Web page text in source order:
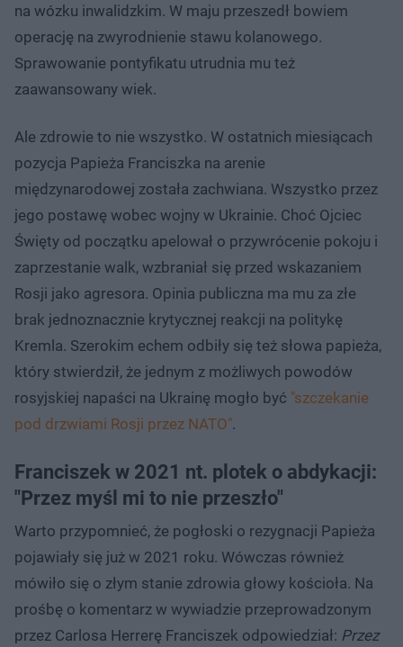
na wózku inwalidzkim. W maju przeszedł bowiem
operację na zwyrodnienie stawu kolanowego.
Sprawowanie pontyfikatu utrudnia mu też
zaawansowany wiek.
Ale zdrowie to nie wszystko. W ostatnich miesiącach
pozycja Papieża Franciszka na arenie
międzynarodowej została zachwiana. Wszystko przez
jego postawę wobec wojny w Ukrainie. Choć Ojciec
Święty od początku apelował o przywrócenie pokoju i
zaprzestanie walk, wzbraniał się przed wskazaniem
Rosji jako agresora. Opinia publiczna ma mu za złe
brak jednoznacznie krytycznej reakcji na politykę
Kremla. Szerokim echem odbiły się też słowa papieża,
który stwierdził, że jednym z możliwych powodów
rosyjskiej napaści na Ukrainę mogło być "szczekanie
pod drzwiami Rosji przez NATO".
Franciszek w 2021 nt. plotek o abdykacji:
"Przez myśl mi to nie przeszło"
Warto przypomnieć, że pogłoski o rezygnacji Papieża
pojawiały się już w 2021 roku. Wówczas również
mówiło się o złym stanie zdrowia głowy kościoła. Na
prośbę o komentarz w wywiadzie przeprowadzonym
przez Carlosa Herrerę Franciszek odpowiedział: Przez